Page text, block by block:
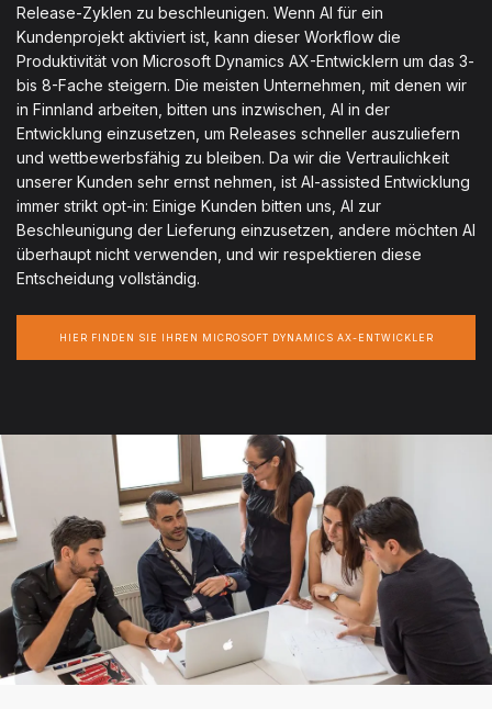
Release-Zyklen zu beschleunigen. Wenn AI für ein
Kundenprojekt aktiviert ist, kann dieser Workflow die
Produktivität von Microsoft Dynamics AX-Entwicklern um das 3-
bis 8-Fache steigern. Die meisten Unternehmen, mit denen wir
in Finnland arbeiten, bitten uns inzwischen, AI in der
Entwicklung einzusetzen, um Releases schneller auszuliefern
und wettbewerbsfähig zu bleiben. Da wir die Vertraulichkeit
unserer Kunden sehr ernst nehmen, ist AI-assisted Entwicklung
immer strikt opt-in: Einige Kunden bitten uns, AI zur
Beschleunigung der Lieferung einzusetzen, andere möchten AI
überhaupt nicht verwenden, und wir respektieren diese
Entscheidung vollständig.
HIER FINDEN SIE IHREN MICROSOFT DYNAMICS AX-ENTWICKLER